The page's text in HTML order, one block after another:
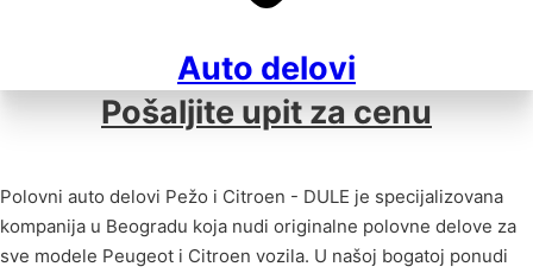
Auto delovi
Pošaljite upit za cenu
Polovni auto delovi Pežo i Citroen - DULE je specijalizovana
kompanija u Beogradu koja nudi originalne polovne delove za
sve modele Peugeot i Citroen vozila. U našoj bogatoj ponudi